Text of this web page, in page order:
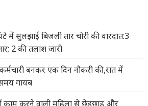
में सुलझाई बिजली तार चोरी की वारदात:3
2 की तलाश जारी
बनकर एक दिन नौकरी की,रात में
गायब
काम करने वाली महिला से छेड़छाड़ और